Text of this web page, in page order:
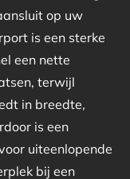
op uw
is een sterke
een nette
terwijl
in breedte,
is een
uiteenlopende
bij een